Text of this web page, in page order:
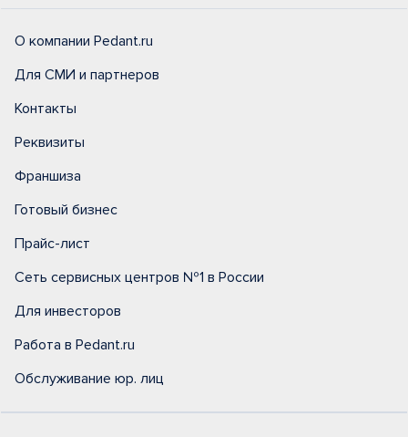
О компании Pedant.ru
Для СМИ и партнеров
Контакты
Реквизиты
Франшиза
Готовый бизнес
Прайс-лист
Сеть сервисных центров №1 в России
Для инвесторов
Работа в Pedant.ru
Обслуживание юр. лиц